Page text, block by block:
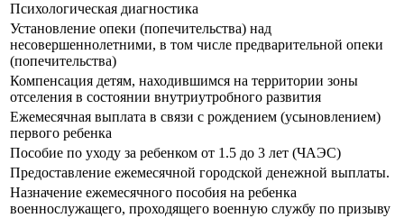
Психологическая диагностика
Установление опеки (попечительства) над
несовершеннолетними, в том числе предварительной опеки
(попечительства)
Компенсация детям, находившимся на территории зоны
отселения в состоянии внутриутробного развития
Ежемесячная выплата в связи с рождением (усыновлением)
первого ребенка
Пособие по уходу за ребенком от 1.5 до 3 лет (ЧАЭС)
Предоставление ежемесячной городской денежной выплаты.
Назначение ежемесячного пособия на ребенка
военнослужащего, проходящего военную службу по призыву